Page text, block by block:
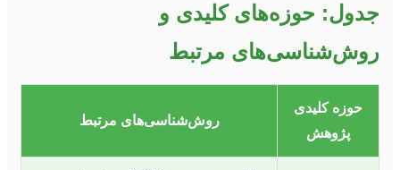
جدول: حوزه‌های کلیدی و
روش‌شناسی‌های مرتبط
حوزه کلیدی
پژوهش
روش‌شناسی‌های مرتبط